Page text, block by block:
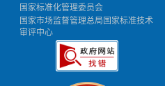
国家标准化管理委员会
国家市场监督管理总局国家标准技术
审评中心